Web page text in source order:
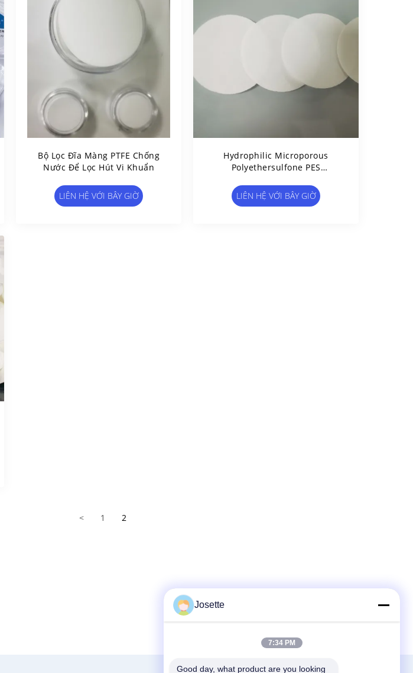
Bộ Lọc Đĩa Màng PTFE Chống
Nước Để Lọc Hút Vi Khuẩn
LIÊN HỆ VỚI BÂY GIỜ
Hydrophilic Microporous
Polyethersulfone PES
Cao
LIÊN HỆ VỚI BÂY GIỜ
< 1 2
Josette
7:34 PM
Good day, what product are you looking